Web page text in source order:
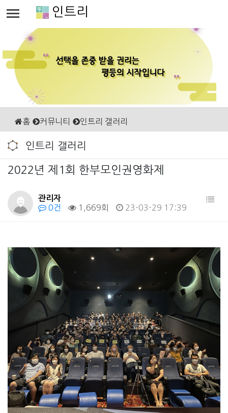
인트리
홈 커뮤니티 인트리 갤러리
인트리 갤러리
2022년 제1회 한부모인권영화제
관리자
0건 1,669회 23-03-29 17:39